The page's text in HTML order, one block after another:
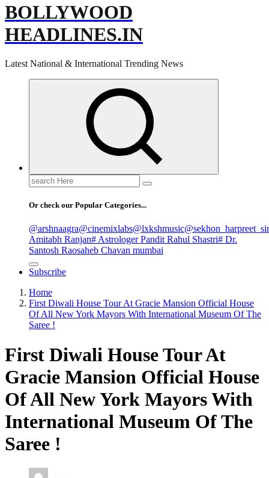
BOLLYWOOD
HEADLINES.IN
Latest National & International Trending News
Search
for:
Or check our Popular Categories...
@arshnaagra@cinemixlabs@lxkshmusic
Amitabh Ranjan# Astrologer Pandit Rahul Shastri# Dr.
Santosh Raosaheb Chavan mumbai
Subscribe
Home
First Diwali House Tour At Gracie Mansion Official House
Of All New York Mayors With International Museum Of The
Saree !
First Diwali House Tour At
Gracie Mansion Official House
Of All New York Mayors With
International Museum Of The
Saree !